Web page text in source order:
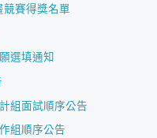
競賽得獎名單
選填通知
組面試順序公告
組順序公告